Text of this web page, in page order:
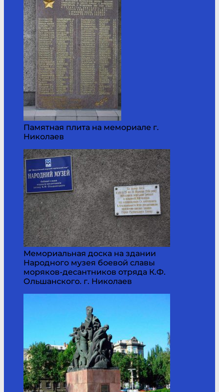
Памятная плита на мемориале г.
Николаев
Мемориальная доска на здании
Народного музея боевой славы
моряков-десантников отряда К.Ф.
Ольшанского. г. Николаев